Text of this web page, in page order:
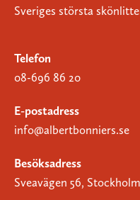
Sveriges största
Telefon
08-696 86 20
E-postadress
info@albertbonniers.se
Besöksadress
Sveavägen 56, Stockholm